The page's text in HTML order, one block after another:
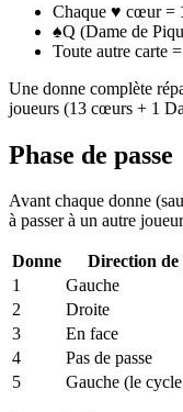
Chaque ♥ cœur =
♠Q (Dame de
Toute autre carte
Une donne complète
joueurs (13 cœurs + 1
Phase de passe
Avant chaque donne
à passer à un autre
Donne
Direction de
1
Gauche
2
Droite
3
En face
4
Pas de passe
5
Gauche (le